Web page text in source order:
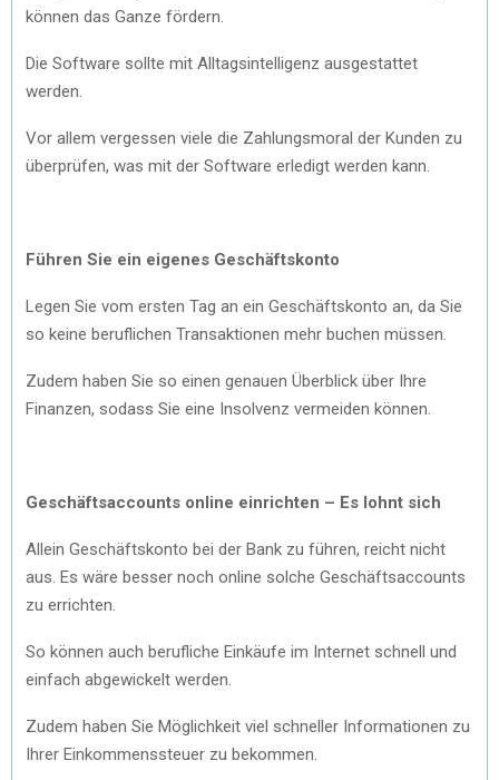
können das Ganze fördern.
Die Software sollte mit Alltagsintelligenz ausgestattet
werden.
Vor allem vergessen viele die Zahlungsmoral der Kunden zu
überprüfen, was mit der Software erledigt werden kann.
Führen Sie ein eigenes Geschäftskonto
Legen Sie vom ersten Tag an ein Geschäftskonto an, da Sie
so keine beruflichen Transaktionen mehr buchen müssen.
Zudem haben Sie so einen genauen Überblick über Ihre
Finanzen, sodass Sie eine Insolvenz vermeiden können.
Geschäftsaccounts online einrichten – Es lohnt sich
Allein Geschäftskonto bei der Bank zu führen, reicht nicht
aus. Es wäre besser noch online solche Geschäftsaccounts
zu errichten.
So können auch berufliche Einkäufe im Internet schnell und
einfach abgewickelt werden.
Zudem haben Sie Möglichkeit viel schneller Informationen zu
Ihrer Einkommenssteuer zu bekommen.